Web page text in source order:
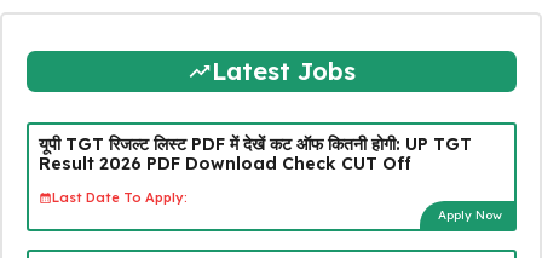
Latest Jobs
यूपी TGT रिजल्ट लिस्ट PDF में देखें कट ऑफ कितनी होगी: UP TGT
Result 2026 PDF Download Check CUT Off
Last Date To Apply:
Apply Now